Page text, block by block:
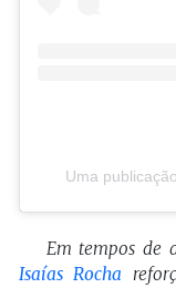
Em tempos de
Isaías Rocha